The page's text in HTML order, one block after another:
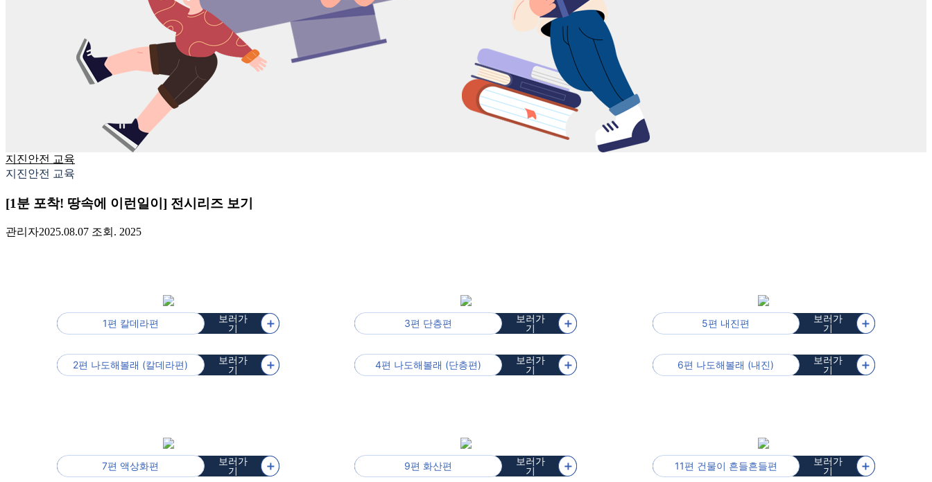
지진안전 교육
지진안전 교육
[1분 포착! 땅속에 이런일이] 전시리즈 보기
관리자2025.08.07 조회. 2025
1편 칼데라편
보러가
기
＋
2편 나도해볼래 (칼데라편)
보러가
기
＋
3편 단층편
보러가
기
＋
4편 나도해볼래 (단층편)
보러가
기
＋
5편 내진편
보러가
기
＋
6편 나도해볼래 (내진)
보러가
기
＋
7편 액상화편
보러가
기
＋ 9편 화산편
보러가
기
＋ 11편 건물이 흔들흔들편
보러가
기
＋